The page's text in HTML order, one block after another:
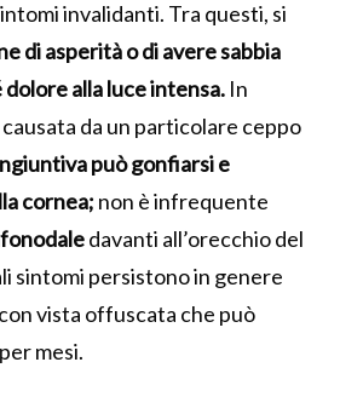
invalidanti. Tra questi, si
di asperità o di avere sabbia
alla luce intensa. In
da un particolare ceppo
può gonfiarsi e
cornea; non è infrequente
davanti all’orecchio del
sintomi persistono in genere
vista offuscata che può
mesi.